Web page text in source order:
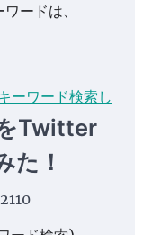
ードは、
Twitter
た！